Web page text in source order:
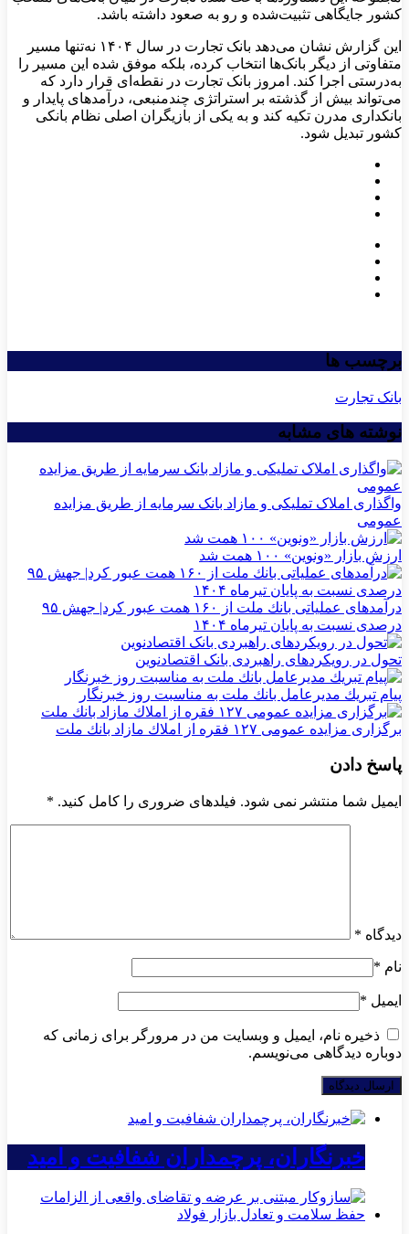
کشور جایگاهی تثبیت‌شده و رو به صعود داشته باشد.
این گزارش نشان می‌دهد بانک تجارت در سال ۱۴۰۴ نه‌تنها مسیر
متفاوتی از دیگر بانک‌ها انتخاب کرده، بلکه موفق شده این مسیر را
به‌درستی اجرا کند. امروز بانک ‌تجارت در نقطه‌ای قرار دارد که
می‌تواند بیش از گذشته بر استراتژی چندمنبعی، درآمدهای پایدار و
بانکداری مدرن تکیه کند و به یکی از بازیگران اصلی نظام بانکی
کشور تبدیل شود.
برچسب ها
بانک تجارت
نوشته های مشابه
واگذاری املاک تملیکی و مازاد بانک سرمایه از طریق مزایده
عمومی
ارزش بازار «ونوین» ۱۰۰ همت شد
درآمدهای عملیاتی بانك ملت از ۱۶۰ همت عبور كرد| جهش ۹۵
درصدی نسبت به پایان تیرماه ۱۴۰۴
تحول در رویکردهای راهبردی بانک اقتصادنوین
پیام تبریك مدیرعامل بانك ملت به مناسبت روز خبرنگار
برگزاری مزایده عمومی ۱۲۷ فقره از املاك مازاد بانك ملت
پاسخ دادن
ایمیل شما منتشر نمی شود. فیلدهای ضروری را کامل کنید. *
دیدگاه *
نام *
ایمیل *
ذخیره نام، ایمیل و وبسایت من در مرورگر برای زمانی که
دوباره دیدگاهی می‌نویسم.
خبرنگاران، پرچمداران شفافیت و امید